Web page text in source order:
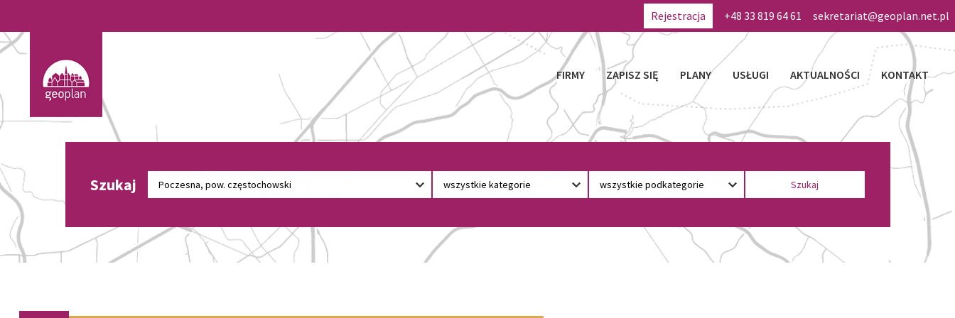
Rejestracja +48 33 819 64 61 sekretariat@geoplan.net.pl
FIRMY ZAPISZ SIĘ PLANY USŁUGI AKTUALNOŚCI KONTAKT
Szukaj